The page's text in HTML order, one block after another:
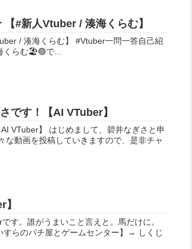
#新人Vtuber / 湊海くらむ】
#Vtuber一問一答自己紹
くらむ🏖🟣で...
です！【AI VTuber】
碧井なぎさと申
な動画を投稿していきますので、是非チャ
らのパチ屋とゲームセンター】→ しくじ